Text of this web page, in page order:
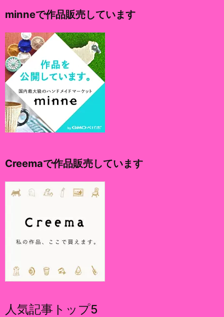
ブ
minneで作品販売しています
Creemaで作品販売しています
人気記事トップ5